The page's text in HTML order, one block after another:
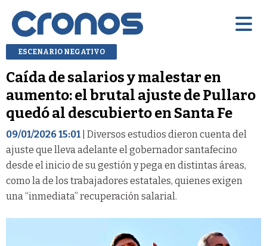
ESCENARIO NEGATIVO
Caída de salarios y malestar en
aumento: el brutal ajuste de Pullaro
quedó al descubierto en Santa Fe
09/01/2026 15:01 | Diversos estudios dieron cuenta del
ajuste que lleva adelante el gobernador santafecino
desde el inicio de su gestión y pega en distintas áreas,
como la de los trabajadores estatales, quienes exigen
una “inmediata” recuperación salarial.